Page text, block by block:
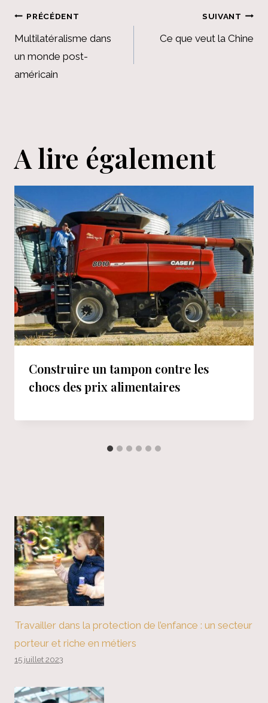
Navigation
de
l’article
PRÉCÉDENT
Multilatéralisme dans
un monde post-
américain
SUIVANT
Ce que veut la Chine
A lire également
Construire un tampon contre les
chocs des prix alimentaires
Travailler dans la protection de l’enfance : un secteur
porteur et riche en métiers
15 juillet 2023